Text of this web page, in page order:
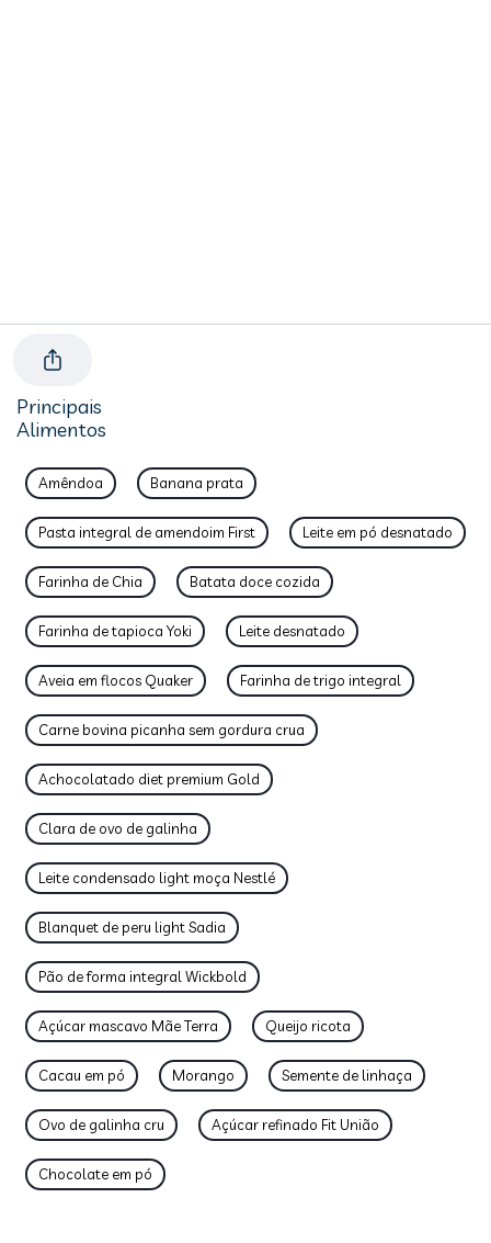
Principais
Alimentos
Amêndoa Banana prata
Pasta integral de amendoim First Leite em pó desnatado
Farinha de Chia Batata doce cozida
Farinha de tapioca Yoki Leite desnatado
Aveia em flocos Quaker Farinha de trigo integral
Carne bovina picanha sem gordura crua
Achocolatado diet premium Gold
Clara de ovo de galinha
Leite condensado light moça Nestlé
Blanquet de peru light Sadia
Pão de forma integral Wickbold
Açúcar mascavo Mãe Terra Queijo ricota
Cacau em pó Morango Semente de linhaça
Ovo de galinha cru Açúcar refinado Fit União
Chocolate em pó